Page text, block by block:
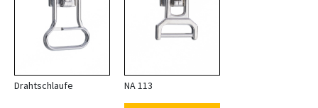
Drahtschlaufe NA 113